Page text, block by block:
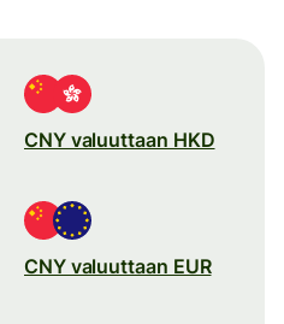
CNY valuuttaan HKD
CNY valuuttaan EUR